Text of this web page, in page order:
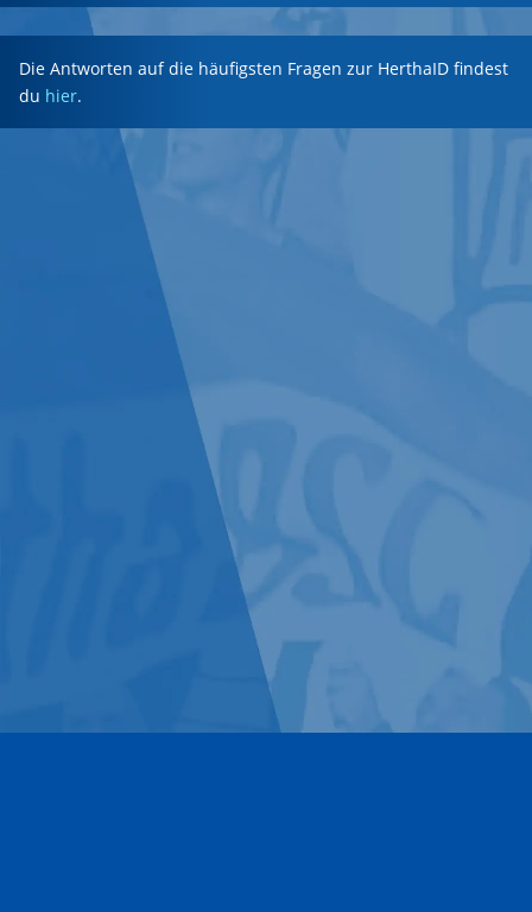
Die Antworten auf die häufigsten Fragen zur HerthaID findest
du hier.